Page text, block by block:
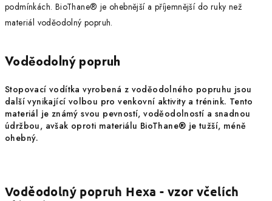
podmínkách. BioThane® je ohebnější a příjemnější do ruky než
materiál voděodolný popruh.
Voděodolný popruh
Stopovací vodítka vyrobená z voděodolného popruhu jsou
další vynikající volbou pro venkovní aktivity a trénink. Tento
materiál je známý svou pevností, voděodolností a snadnou
údržbou, avšak oproti materiálu BioThane® je tužší, méně
ohebný.
Voděodolný popruh Hexa - vzor včelích